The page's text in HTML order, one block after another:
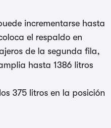
incrementarse hasta
el respaldo en
de la segunda fila,
hasta 1386 litros
375 litros en la posición